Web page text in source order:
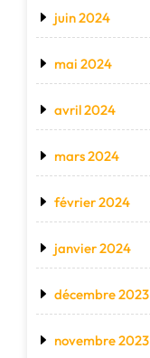
juin 2024
mai 2024
avril 2024
mars 2024
février 2024
janvier 2024
décembre 2023
novembre 2023